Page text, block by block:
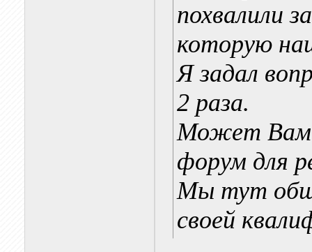
похвалили
которую
Я задал
2 раза.
Может Вам
форум для
Мы тут
своей